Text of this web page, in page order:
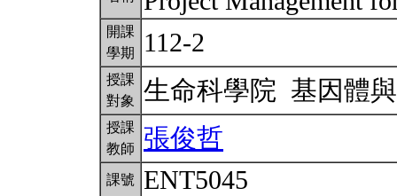
開課
學期
112-2
授課
對象
生命科學院 基因體
授課
教師
張俊哲
課號 ENT5045